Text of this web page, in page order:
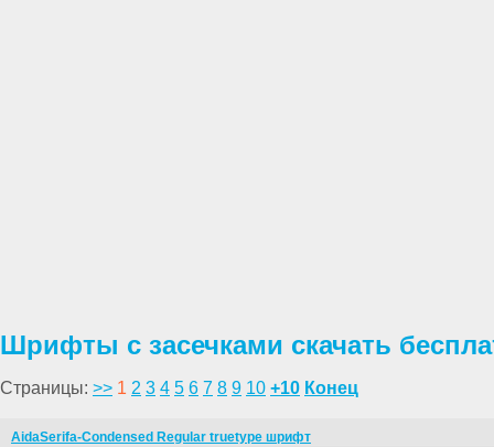
Шрифты с засечками скачать
Страницы: >> 1 2 3 4 5 6 7 8 9 10 +10 Конец
AidaSerifa-Condensed Regular truetype шрифт